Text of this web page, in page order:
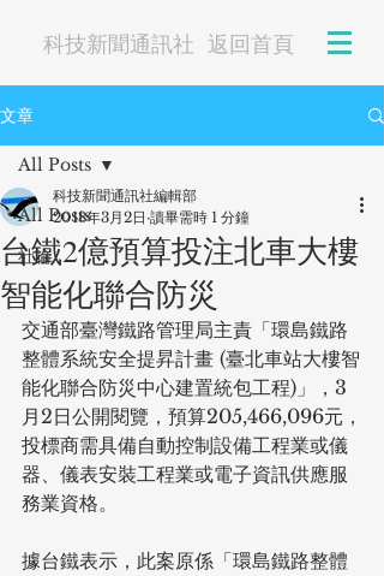
科技新聞通訊社 返回首頁
文章
All Posts
社論
All Posts
台鐵2億預算投注北車大樓
智能化聯合防災
科技新聞通訊社編輯部
2018年3月2日 讀畢需時 1 分鐘
交通部臺灣鐵路管理局主責「環島鐵路
整體系統安全提昇計畫 (臺北車站大樓智
能化聯合防災中心建置統包工程)」，3
月2日公開閱覽，預算205,466,096元，
投標商需具備自動控制設備工程業或儀
器、儀表安裝工程業或電子資訊供應服
務業資格。
據台鐵表示，此案原係「環島鐵路整體